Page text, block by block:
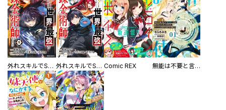
外れスキルでSSSランク魔境を生き抜いたら、世界最強の錬金術師になっていた～快適拠点をつくって仲間と楽しい異世界ライフ～ 外れスキルでSSSランク魔境を生き抜いたら、世界最強の錬金術師になっていた～快適拠点をつくって仲間と楽しい異世界ライフ～【分冊版】 Comic REX 無能は不要と言われ『時計使い』の僕は職人ギルドから追い出されるも、ダンジョンの深部で真の力に覚醒する 【単話版】